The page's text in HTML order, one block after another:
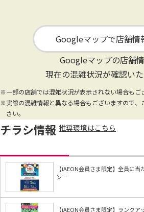
Googleマップで店舗情
Googleマップの店舗
現在の混雑状況が確認いた
※一部の店舗では混雑状況が表示されない場合もご
※実際の混雑情報と異なる場合もございますので、
さい。
チラシ情報 推奨環境はこちら
【iAEON会員さま限定】全員に
ン…
【iAEON会員さま限定】ランクア